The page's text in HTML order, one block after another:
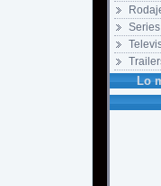
Series
Lo